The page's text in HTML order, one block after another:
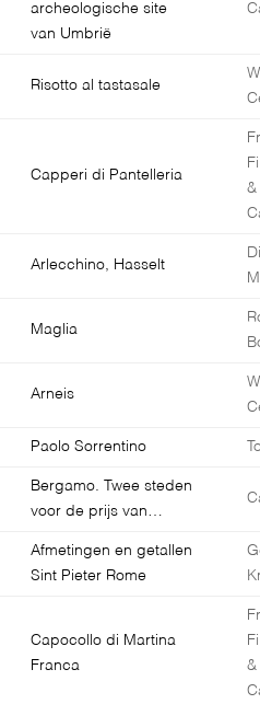
archeologische site
van Umbrië
Risotto al tastasale
Capperi di Pantelleria
&
Arlecchino, Hasselt
Maglia
Arneis
Paolo Sorrentino
Bergamo. Twee steden
voor de prijs van…
Afmetingen en getallen
Sint Pieter Rome
Capocollo di Martina
Franca
&